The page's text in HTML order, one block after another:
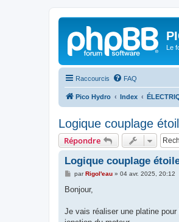
Le
Raccourcis FAQ
Pico Hydro Index
Logique couplage
Répondre
Logique couplage
M
s
g
parRigol'eau» 04 avr. 2025, 20:12
Bonjour,
Je vais réaliser une platine